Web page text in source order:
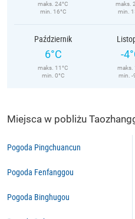
maks. 24°C
min. 16°C
maks.
min.
Październik
6°C
maks. 11°C
min. 0°C
-
maks.
min. -
Miejsca w pobliżu
Pogoda Pingchuancun
Pogoda Fenfanggou
Pogoda Binghugou